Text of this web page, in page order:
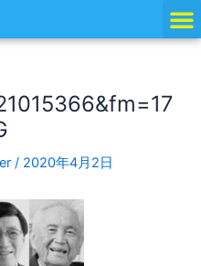
/ 2020年4月2日